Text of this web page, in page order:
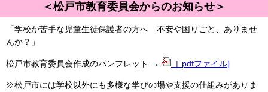
＜松戸市教育委員会からのお知らせ＞
「学校が苦手な児童生徒保護者の方へ 不安や困りごと、ありませ
んか？」
松戸市教育委員会作成のパンフレット → ［ pdfファイル]
※松戸市には学校以外にも多様な学びの場や支援の仕組みがありま